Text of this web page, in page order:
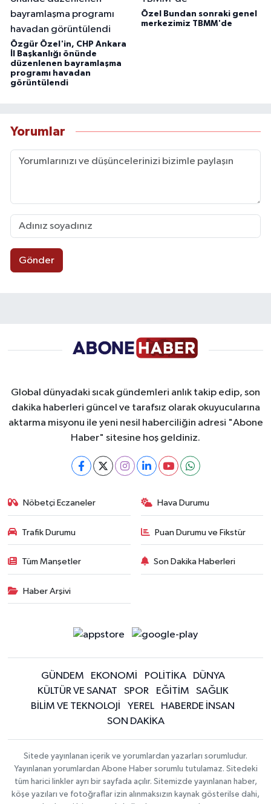
Özgür Özel'in, CHP Ankara
İl Başkanlığı önünde
düzenlenen bayramlaşma
programı havadan
görüntülendi
Özel Bundan sonraki genel
merkezimiz TBMM'de
Yorumlar
Gönder
Global dünyadaki sıcak gündemleri anlık takip edip, son
dakika haberleri güncel ve tarafsız olarak okuyucularına
aktarma misyonu ile yeni nesil haberciliğin adresi "Abone
Haber" sitesine hoş geldiniz.
Nöbetçi Eczaneler Hava Durumu
Trafik Durumu Puan Durumu ve Fikstür
Tüm Manşetler Son Dakika Haberleri
Haber Arşivi
GÜNDEM EKONOMİ POLİTİKA
DÜNYA
KÜLTÜR VE SANAT
SPOR EĞİTİM
SAĞLIK
BİLİM VE TEKNOLOJİ
YEREL
HABERDE İNSAN
SON DAKİKA
Sitede yayınlanan içerik ve yorumlardan yazarları sorumludur.
Yayınlanan yorumlardan Abone Haber sorumlu tutulamaz. Sitedeki
tüm harici linkler ayrı bir sayfada açılır. Sitemizde yayınlanan haber,
köşe yazıları ve fotoğraflar izin alınmaksızın kaynak gösterilse dahi,